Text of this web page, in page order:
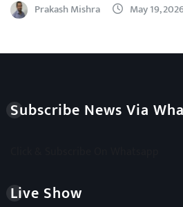
Prakash Mishra May 19,
Subscribe News Via
Live Show